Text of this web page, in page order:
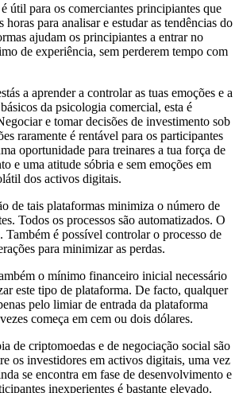
útil para os comerciantes principiantes que
horas para analisar e estudar as tendências do
ajudam os principiantes a entrar no
de experiência, sem perderem tempo com
a aprender a controlar as tuas emoções e a
da psicologia comercial, esta é
e tomar decisões de investimento sob
raramente é rentável para os participantes
oportunidade para treinares a tua força de
e uma atitude sóbria e sem emoções em
dos activos digitais.
de tais plataformas minimiza o número de
Todos os processos são automatizados. O
Também é possível controlar o processo de
para minimizar as perdas.
o mínimo financeiro inicial necessário
este tipo de plataforma. De facto, qualquer
pelo limiar de entrada da plataforma
começa em cem ou dois dólares.
de criptomoedas e de negociação social são
os investidores em activos digitais, uma vez
se encontra em fase de desenvolvimento e
inexperientes é bastante elevado.